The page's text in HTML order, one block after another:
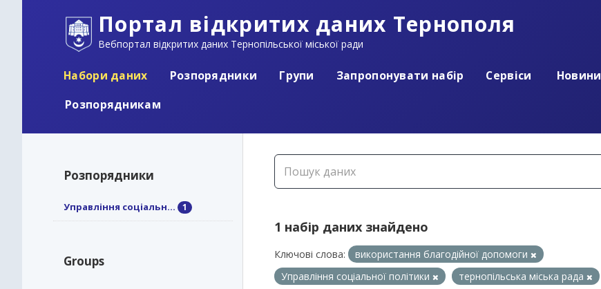
Портал відкритих даних Тернополя
Вебпортал відкритих даних Тернопільської міської ради
Набори даних Розпорядники Групи Запропонувати набір Сервіси Новини
Розпорядникам
Розпорядники
Управління соціальн... 1
Groups
1 набір даних знайдено
Ключові слова:
використання благодійної допомоги
Управління соціальної політики
тернопільська міська рада